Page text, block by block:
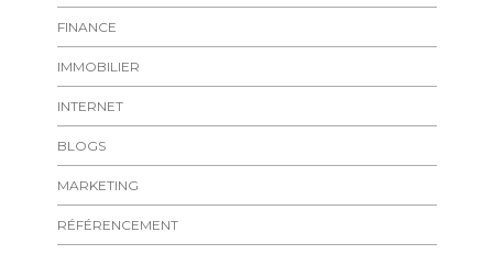
FINANCE
IMMOBILIER
INTERNET
BLOGS
MARKETING
RÉFÉRENCEMENT